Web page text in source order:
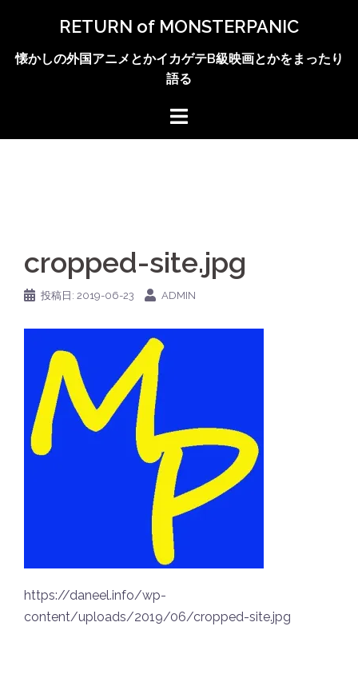
ス
RETURN of MONSTERPANIC
懐かしの外国アニメとかイカゲテB級映画とかをまったり
語る
cropped-site.jpg
投稿日: 2019-06-23 ADMIN
https://daneel.info/wp-
content/uploads/2019/06/cropped-site.jpg